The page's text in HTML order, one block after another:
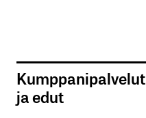
Kumppanipalvelut
ja edut